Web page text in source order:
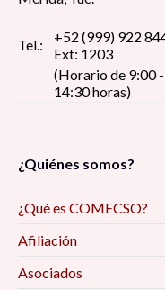
Tel.:
+52 (999) 922
Ext: 1203
(Horario de 9:00 -
14:30 horas)
¿Quiénes somos?
¿Qué es COMECSO?
Afiliación
Asociados